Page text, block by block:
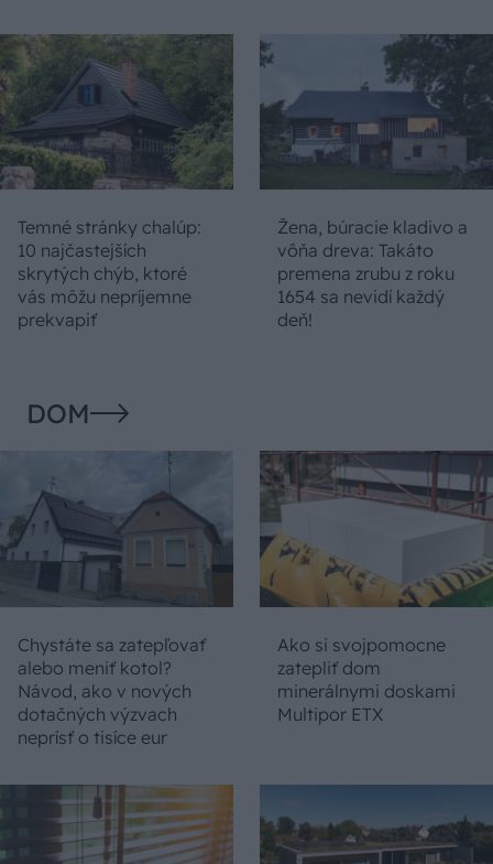
Temné stránky chalúp:
10 najčastejších
skrytých chýb, ktoré
vás môžu nepríjemne
prekvapiť
Žena, búracie kladivo a
vôňa dreva: Takáto
premena zrubu z roku
1654 sa nevidí každý
deň!
DOM
Chystáte sa zatepľovať
alebo meniť kotol?
Návod, ako v nových
dotačných výzvach
neprísť o tisíce eur
Ako si svojpomocne
zatepliť dom
minerálnymi doskami
Multipor ETX